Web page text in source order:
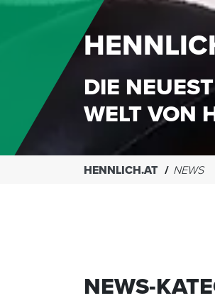
DIE
WELT VON
HENNLICH.AT NEWS
NEWS-